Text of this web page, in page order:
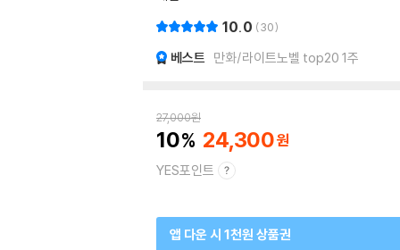
10.0 30
베스트 만화/라이트노벨 top20 1주
27,000원
10 24,300
YES포인트
앱 다운 시 1천원 상품권